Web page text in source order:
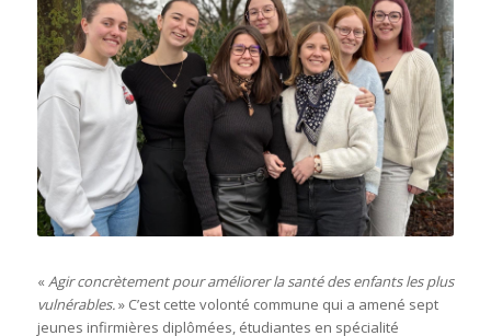
«Agir concrètement pour améliorer la santé des enfants les plus
vulnérables.» C’est cette volonté commune qui a amené sept
jeunes infirmières diplômées, étudiantes en spécialité